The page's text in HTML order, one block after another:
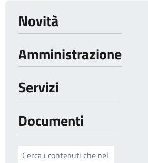
Novità
Amministrazione
Servizi
Documenti
Cerca i contenuti che nel